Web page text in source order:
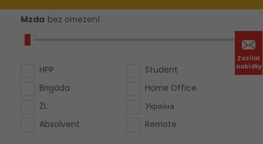
Zasílat
nabídky
Mzda bez omezení
HPP
Brigáda
ŽL
Absolvent
Student
Home Office
Україна
Remote